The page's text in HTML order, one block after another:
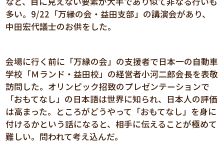
多い。9/22「万縁の会・益田支部」の講演会があり、
中田宏代議士のお供をした。
会場に行く前に「万縁の会」の支援者で日本一の自動車
学校「Ｍランド・益田校」の経営者小河二郎会長を表敬
訪問した。オリンピック招致のプレゼンテーションで
「おもてなし」の日本語は世界に知られ、日本人の評価
は高まった。ところがどうやって「おもてなし」を身に
付けるかという話になると、相手に伝えることが極めて
難しい。問われて考え込んだ。